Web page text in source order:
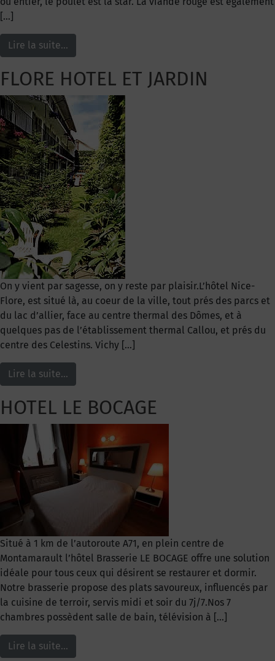
[…]
Lire la suite…
FLORE HOTEL ET JARDIN
On y vient par sagesse, on y reste par plaisir.L’hôtel Nice-
Flore, est situé là, au coeur de la ville, tout prés des parcs et
du lac d’allier, face au centre thermal des Dômes, et à
quelques pas de l’établissement thermal Callou, et prés du
centre des Celestins. Vichy […]
Lire la suite…
HOTEL LE BOCAGE
Situé à 1 km de l’autoroute A71, en plein centre de
Montamarault l’hôtel Brasserie LE BOCAGE offre une solution
idéale pour tous ceux qui désirent se restaurer et dormir.
Notre brasserie propose des plats savoureux, influencés par
la cuisine de terroir, servis midi et soir du 7j/7.Nos 7
chambres possèdent salle de bain, télévision à […]
Lire la suite…